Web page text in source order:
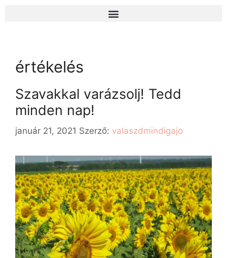
értékelés
Szavakkal varázsolj! Tedd
minden nap!
január 21, 2021 Szerző: valaszdmindigajo